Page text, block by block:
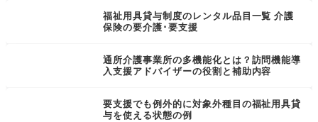
福祉用具貸与制度のレンタル品目一覧 介護
保険の要介護･要支援
通所介護事業所の多機能化とは？訪問機能導
入支援アドバイザーの役割と補助内容
要支援でも例外的に対象外種目の福祉用具貸
与を使える状態の例